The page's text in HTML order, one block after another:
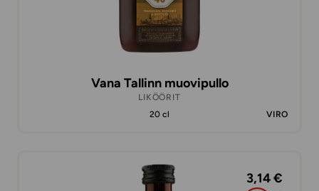
Vana Tallinn muovipullo
LIKÖÖRIT
20 cl
VIRO
3,14 €